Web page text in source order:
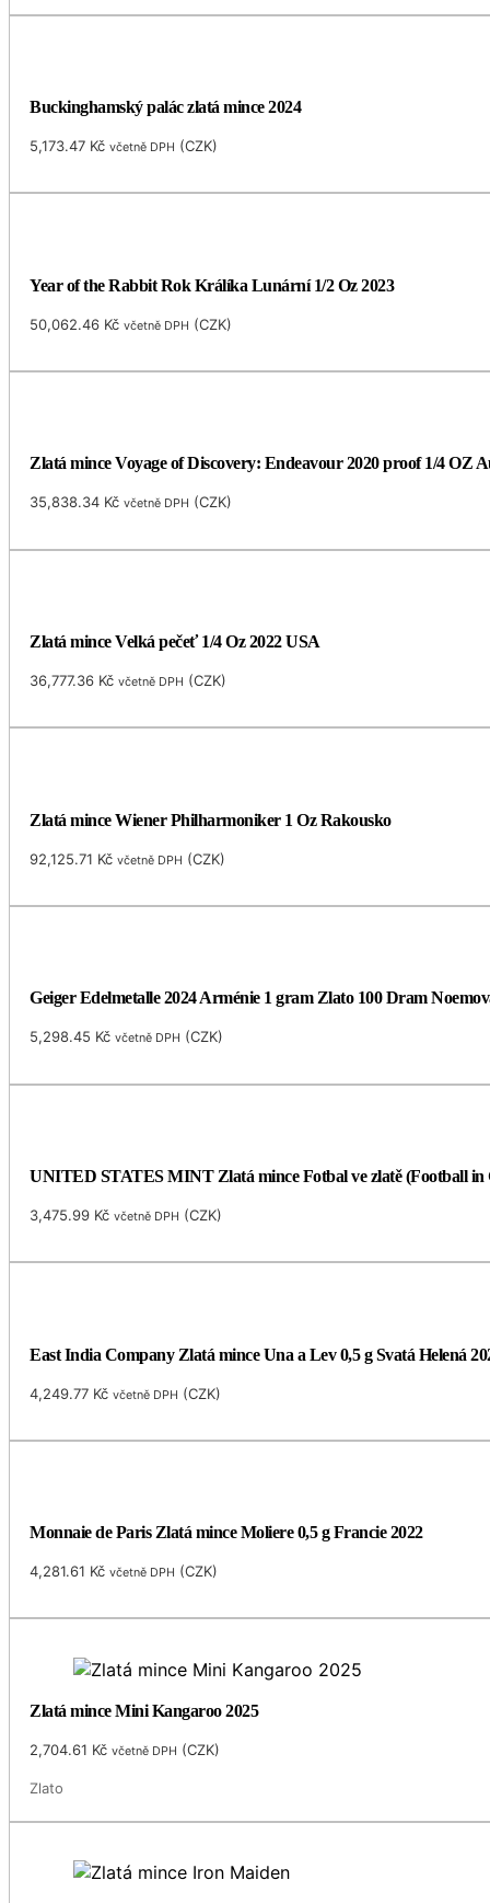
Buckinghamský palác zlatá mince 2024
5,173.47 Kč včetně DPH (CZK)
Year of the Rabbit Rok Králíka Lunární 1/2 Oz 2023
50,062.46 Kč včetně DPH (CZK)
Zlatá mince Voyage of Discovery: Endeavour 2020 proof 1/4 OZ
35,838.34 Kč včetně DPH (CZK)
Zlatá mince Velká pečeť 1/4 Oz 2022 USA
36,777.36 Kč včetně DPH (CZK)
Zlatá mince Wiener Philharmoniker 1 Oz Rakousko
92,125.71 Kč včetně DPH (CZK)
Geiger Edelmetalle 2024 Arménie 1 gram Zlato 100 Dram
5,298.45 Kč včetně DPH (CZK)
UNITED STATES MINT Zlatá mince Fotbal ve zlatě (Football in
3,475.99 Kč včetně DPH (CZK)
East India Company Zlatá mince Una a Lev 0,5 g Svatá Helená
4,249.77 Kč včetně DPH (CZK)
Monnaie de Paris Zlatá mince Moliere 0,5 g Francie 2022
4,281.61 Kč včetně DPH (CZK)
Zlatá mince Mini Kangaroo 2025
2,704.61 Kč včetně DPH (CZK)
Zlato